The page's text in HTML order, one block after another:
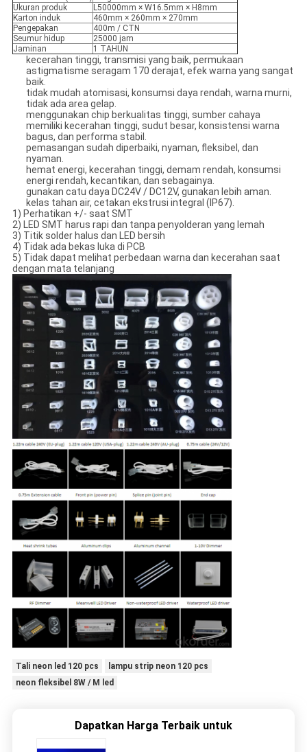
Ukuran produk
L50000mm × W16.5mm × H8mm
Karton induk
460mm × 260mm × 270mm
Pengepakan
400m / CTN
Seumur hidup
25000 jam
Jaminan
1 TAHUN
kecerahan tinggi, transmisi yang baik, permukaan
astigmatisme seragam 170 derajat, efek warna yang sangat
baik.
tidak mudah atomisasi, konsumsi daya rendah, warna murni,
tidak ada area gelap.
menggunakan chip berkualitas tinggi, sumber cahaya
memiliki kecerahan tinggi, sudut besar, konsistensi warna
bagus, dan performa stabil.
pemasangan sudah diperbaiki, nyaman, fleksibel, dan
nyaman.
hemat energi, kecerahan tinggi, demam rendah, konsumsi
energi rendah, kecantikan, dan sebagainya.
gunakan catu daya DC24V / DC12V, gunakan lebih aman.
kelas tahan air, cetakan ekstrusi integral (IP67).
1) Perhatikan +/- saat SMT
2) LED SMT harus rapi dan tanpa penyolderan yang lemah
3) Titik solder halus dan LED bersih
4) Tidak ada bekas luka di PCB
5) Tidak dapat melihat perbedaan warna dan kecerahan saat
dengan mata telanjang
Tali neon led 120 pcs
lampu strip neon 120 pcs
neon fleksibel 8W / M led
Dapatkan Harga Terbaik untuk